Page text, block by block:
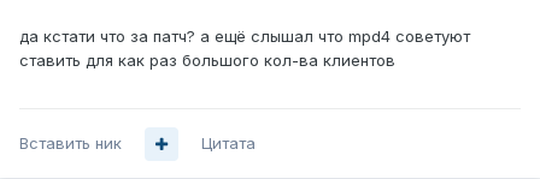
да кстати что за патч? а ещё слышал что mpd4 советуют
ставить для как раз большого кол-ва клиентов
Вставить ник Цитата